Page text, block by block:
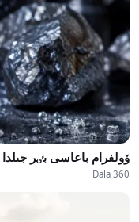
ۆولفرام باعاسى بٸر جىلدا 622 پايىز قىمباتتادى
Dala 360